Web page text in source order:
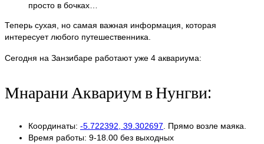
просто в бочках…
Теперь сухая, но самая важная информация, которая
интересует любого путешественника.
Сегодня на Занзибаре работают уже 4 аквариума:
Мнарани Аквариум в Нунгви:
Координаты: -5.722392, 39.302697. Прямо возле маяка.
Время работы: 9-18.00 без выходных